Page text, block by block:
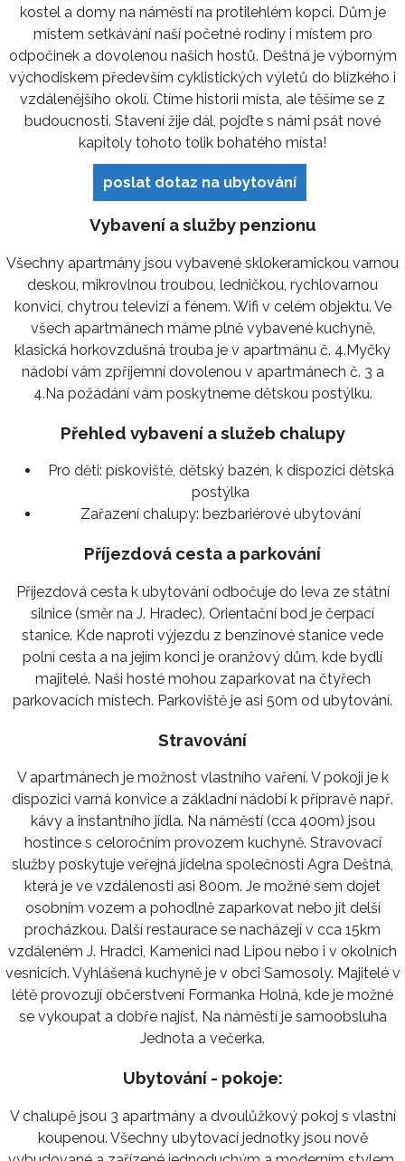
kostel a domy na náměstí na protilehlém kopci. Dům je
místem setkávání naší početné rodiny i místem pro
odpočinek a dovolenou našich hostů. Deštná je výborným
východiskem především cyklistických výletů do blízkého i
vzdálenějšího okolí. Ctíme historii místa, ale těšíme se z
budoucnosti. Stavení žije dál, pojďte s námi psát nové
kapitoly tohoto tolik bohatého místa!
poslat dotaz na ubytování
Vybavení a služby penzionu
Všechny apartmány jsou vybavené sklokeramickou varnou
deskou, mikrovlnou troubou, ledničkou, rychlovarnou
konvicí, chytrou televizí a fénem. Wifi v celém objektu. Ve
všech apartmánech máme plně vybavené kuchyně,
klasická horkovzdušná trouba je v apartmánu č. 4.Myčky
nádobí vám zpříjemní dovolenou v apartmánech č. 3 a
4.Na požádání vám poskytneme dětskou postýlku.
Přehled vybavení a služeb chalupy
Pro děti: pískoviště, dětský bazén, k dispozici dětská
postýlka
Zařazení chalupy: bezbariérové ubytování
Příjezdová cesta a parkování
Příjezdová cesta k ubytování odbočuje do leva ze státní
silnice (směr na J. Hradec). Orientační bod je čerpací
stanice. Kde naproti výjezdu z benzinové stanice vede
polní cesta a na jejím konci je oranžový dům, kde bydlí
majitelé. Naši hosté mohou zaparkovat na čtyřech
parkovacích místech. Parkoviště je asi 50m od ubytování.
Stravování
V apartmánech je možnost vlastního vaření. V pokoji je k
dispozici varná konvice a základní nádobí k přípravě např.
kávy a instantního jídla. Na náměstí (cca 400m) jsou
hostince s celoročním provozem kuchyně. Stravovací
služby poskytuje veřejná jídelna společnosti Agra Deštná,
která je ve vzdálenosti asi 800m. Je možné sem dojet
osobním vozem a pohodlně zaparkovat nebo jít delší
procházkou. Další restaurace se nacházejí v cca 15km
vzdáleném J. Hradci, Kamenici nad Lipou nebo i v okolních
vesnicích. Vyhlášená kuchyně je v obci Samosoly. Majitelé v
létě provozují občerstvení Formanka Holná, kde je možné
se vykoupat a dobře najíst. Na náměstí je samoobsluha
Jednota a večerka.
Ubytování - pokoje:
V chalupě jsou 3 apartmány a dvoulůžkový pokoj s vlastní
koupenou. Všechny ubytovací jednotky jsou nově